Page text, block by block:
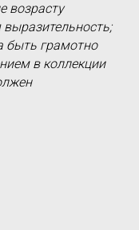
возрасту
быть грамотно
в коллекции